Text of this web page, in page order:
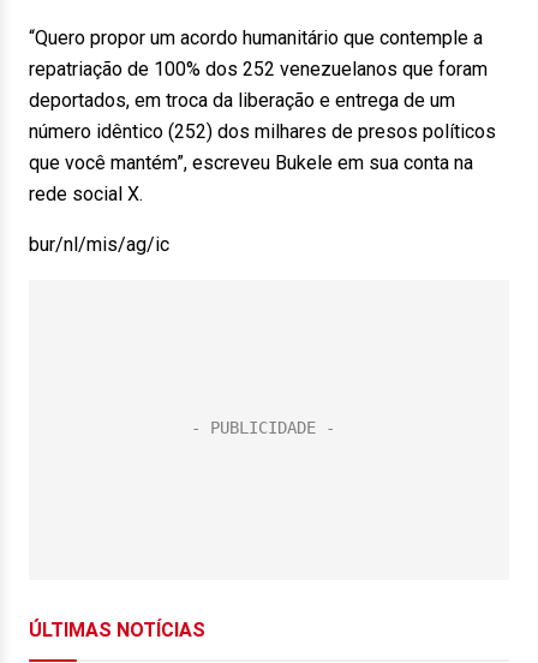
“Quero propor um acordo humanitário que contemple a
repatriação de 100% dos 252 venezuelanos que foram
deportados, em troca da liberação e entrega de um
número idêntico (252) dos milhares de presos políticos
que você mantém”, escreveu Bukele em sua conta na
rede social X.
bur/nl/mis/ag/ic